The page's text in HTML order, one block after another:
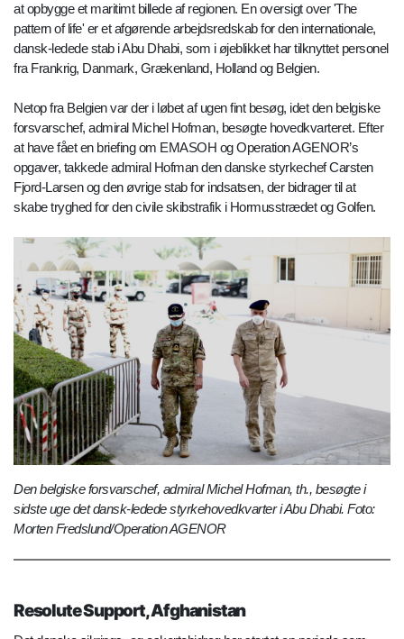
at opbygge et maritimt billede af regionen. En oversigt over 'The
pattern of life' er et afgørende arbejdsredskab for den internationale,
dansk-ledede stab i Abu Dhabi, som i øjeblikket har tilknyttet personel
fra Frankrig, Danmark, Grækenland, Holland og Belgien.
Netop fra Belgien var der i løbet af ugen fint besøg, idet den belgiske
forsvarschef, admiral Michel Hofman, besøgte hovedkvarteret. Efter
at have fået en briefing om EMASOH og Operation AGENOR’s
opgaver, takkede admiral Hofman den danske styrkechef Carsten
Fjord-Larsen og den øvrige stab for indsatsen, der bidrager til at
skabe tryghed for den civile skibstrafik i Hormusstrædet og Golfen.
Den belgiske forsvarschef, admiral Michel Hofman, th., besøgte i
sidste uge det dansk-ledede styrkehovedkvarter i Abu Dhabi. Foto:
Morten Fredslund/Operation AGENOR
Resolute Support, Afghanistan